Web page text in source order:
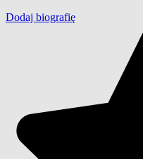
Dodaj biografię